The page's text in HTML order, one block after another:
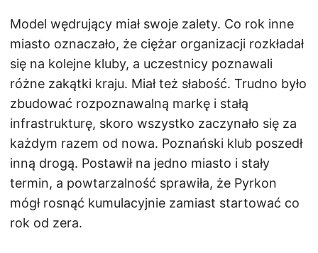
Model wędrujący miał swoje zalety. Co rok inne
miasto oznaczało, że ciężar organizacji rozkładał
się na kolejne kluby, a uczestnicy poznawali
różne zakątki kraju. Miał też słabość. Trudno było
zbudować rozpoznawalną markę i stałą
infrastrukturę, skoro wszystko zaczynało się za
każdym razem od nowa. Poznański klub poszedł
inną drogą. Postawił na jedno miasto i stały
termin, a powtarzalność sprawiła, że Pyrkon
mógł rosnąć kumulacyjnie zamiast startować co
rok od zera.